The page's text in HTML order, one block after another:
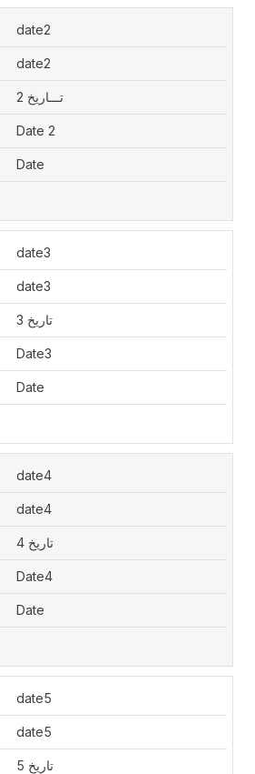
date2
date2
تـــاريخ 2
Date 2
Date
date3
date3
تاريخ 3
Date3
Date
date4
date4
تاريخ 4
Date4
Date
date5
date5
تاريخ 5